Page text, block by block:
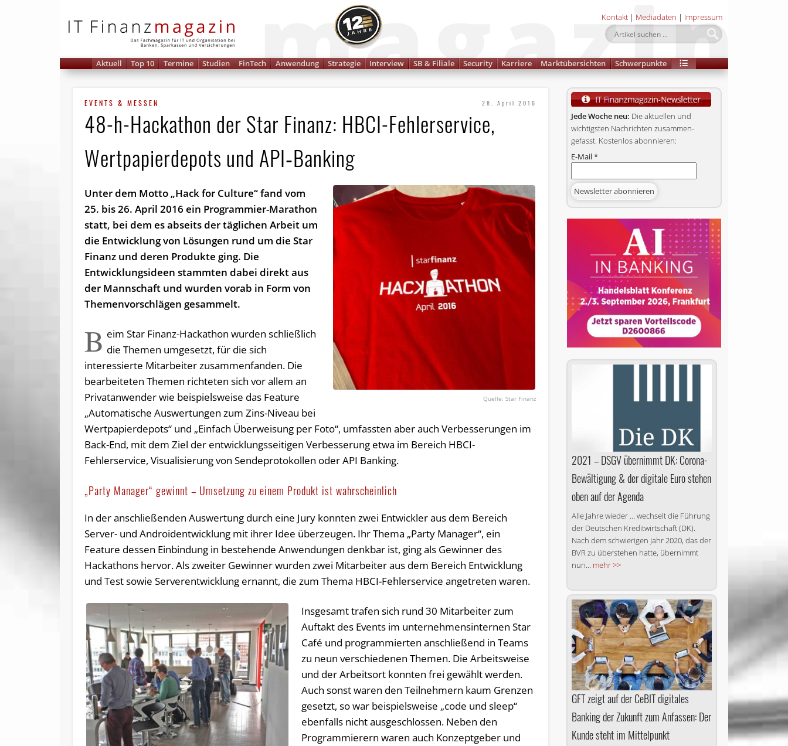
Kontakt | Mediadaten | Impressum
Aktuell Top 10 Termine Studien FinTech Anwendung Strategie Interview SB & Filiale Security Karriere Marktübersichten Schwerpunkte
EVENTS & MESSEN 28. April 2016
48-h-Hackathon der Star Finanz: HBCI-Fehlerservice,
Wert­papier­depots und API‑Banking
Star Finanz
Unter dem Motto „Hack for Culture“ fand vom
25. bis 26. April 2016 ein Programmier-Marathon
statt, bei dem es abseits der täglichen Arbeit um
die Entwicklung von Lösungen rund um die Star
Finanz und deren Produkte ging. Die
Entwicklungsideen stammten dabei direkt aus
der Mannschaft und wurden vorab in Form von
Themenvorschlägen gesammelt.
B eim Star Finanz-Hackathon wurden schließlich
die Themen umgesetzt, für die sich
interessierte Mitarbeiter zusammenfanden. Die
bearbeiteten Themen richteten sich vor allem an
Privatanwender wie beispielsweise das Feature
„Automatische Auswertungen zum Zins-Niveau bei
Wert­papier­depots“ und „Einfach Überweisung per Foto“, umfassten aber auch Verbesserungen im
Back-End, mit dem Ziel der entwicklungsseitigen Verbesserung etwa im Bereich HBCI-
Fehlerservice, Visualisierung von Sendeprotokollen oder API Banking.
„Party Manager“ gewinnt – Umsetzung zu einem Produkt ist wahrscheinlich
In der anschließenden Auswertung durch eine Jury konnten zwei Entwickler aus dem Bereich
Server- und Androidentwicklung mit ihrer Idee überzeugen. Ihr Thema „Party Manager“, ein
Feature dessen Einbindung in bestehende Anwendungen denkbar ist, ging als Gewinner des
Hackathons hervor. Als zweiter Gewinner wurden zwei Mitarbeiter aus dem Bereich Entwicklung
und Test sowie Serverentwicklung ernannt, die zum Thema HBCI-Fehlerservice angetreten waren.
Insgesamt trafen sich rund 30 Mitarbeiter zum
Auftakt des Events im unternehmensinternen Star
Café und programmierten anschließend in Teams
zu neun verschiedenen Themen. Die Arbeitsweise
und der Arbeitsort konnten frei gewählt werden.
Auch sonst waren den Teilnehmern kaum Grenzen
gesetzt, so war beispielsweise „code und sleep“
ebenfalls nicht ausgeschlossen. Neben den
Programmierern waren auch Konzeptgeber und
Jede Woche neu: Die aktuellen und
wichtigsten Nachrichten zusammen­
gefasst. Kostenlos abonnieren:
E-Mail*
2021 – DSGV übernimmt DK: Corona-
Bewältigung & der digitale Euro stehen
oben auf der Agenda
Alle Jahre wieder … wechselt die Führung
der Deutschen Kreditwirtschaft (DK).
Nach dem schwierigen Jahr 2020, das der
BVR zu überstehen hatte, übernimmt
nun... mehr >>
GFT zeigt auf der CeBIT digitales
Banking der Zukunft zum Anfassen: Der
Kunde steht im Mittelpunkt